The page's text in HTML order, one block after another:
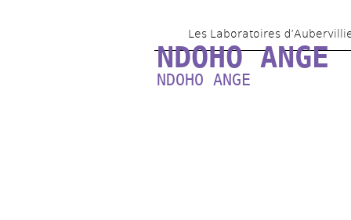
Les Laboratoires
NDOHO ANGE
NDOHO ANGE